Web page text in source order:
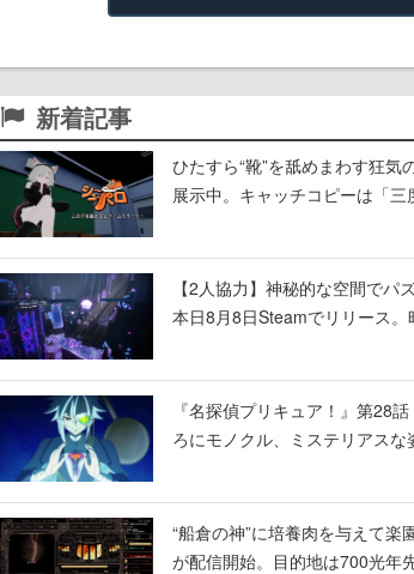
新着記事
ひたすら“靴”を舐めまわす狂
展示中。キャッチコピーは「
【2人協力】神秘的な空間で
本日8月8日Steamでリリース
『名探偵プリキュア！』第28
ろにモノクル、ミステリアス
“船倉の神”に培養肉を与えて
が配信開始。目的地は700光年